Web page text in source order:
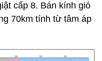
cấp 8. Bán kính gió
70km tính từ tâm áp